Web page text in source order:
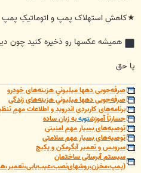
★کاهش استهلاک پمپ و اتوماتیکِ پمپ
همیشه عکسها رو ذخیره کنید چون
یا حق
صرفه‌جویی دهها میلیونیِ هزینه‌های خودرو
صرفه‌جویی دهها میلیونیِ هزینه‌های زندگی
برنامه‌های کاربردی اندروید و اطلاعات مهمِ
جسارتاً آموزشتوبهبه زبان ساده
توصیه‌های بسیار مهم امنیتی
توصیه‌های بسیار مهم سلامتی
سرویس و تعمیر آبگرمکن و پکیج
سیستم آبرسانی ساختمان